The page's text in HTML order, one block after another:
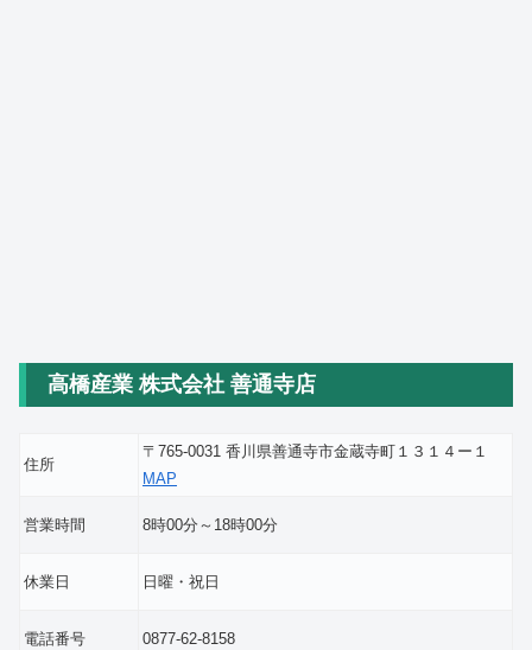
高橋産業 株式会社 善通寺店
住所
〒765-0031 香川県善通寺市金蔵寺町１３１４ー１
MAP
営業時間 8時00分～18時00分
休業日 日曜・祝日
電話番号 0877-62-8158